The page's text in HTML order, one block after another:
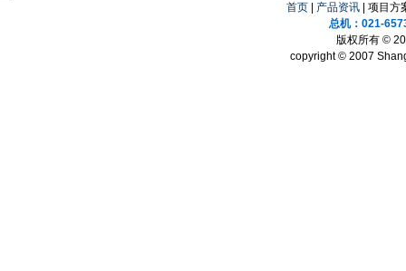
首页 产品资讯 | 项目方
总机：021-
版权所有 ©
copyright © 2007